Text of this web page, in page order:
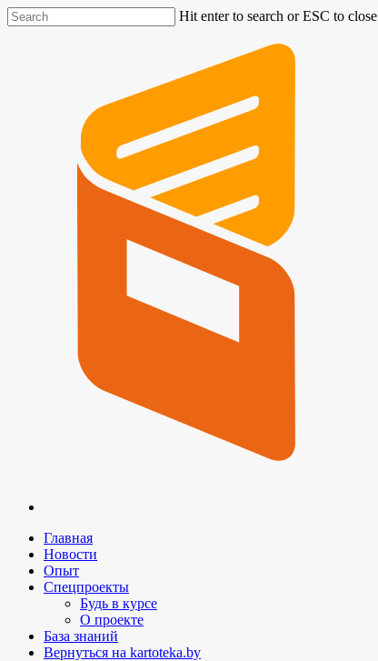
Hit enter to search or ESC to close
Главная
Новости
Опыт
Спецпроекты
Будь в курсе
О проекте
База знаний
Вернуться на kartoteka.by